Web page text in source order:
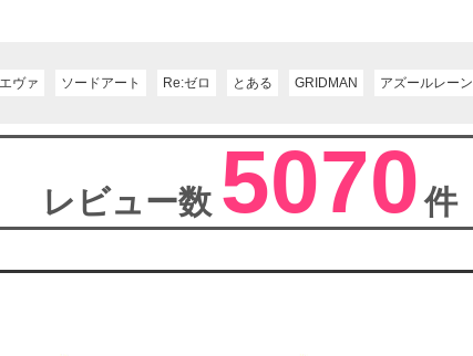
エヴァ ソードアート Re:ゼロ とある GRIDMAN アズールレーン
レビュー数 5070件